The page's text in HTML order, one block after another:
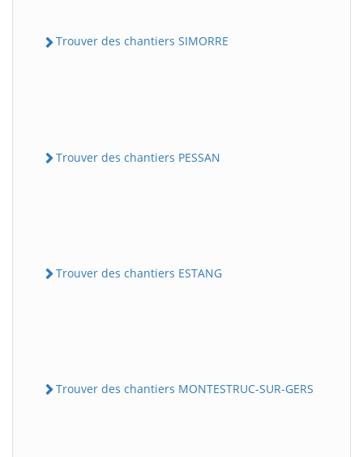
Trouver des chantiers SIMORRE
Trouver des chantiers PESSAN
Trouver des chantiers ESTANG
Trouver des chantiers MONTESTRUC-SUR-GERS